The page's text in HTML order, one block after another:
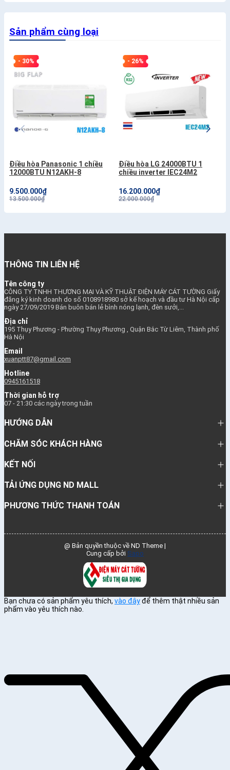
Sản phẩm cùng loại
- 30%
Điều hòa Panasonic 1 chiều
12000BTU N12AKH-8
9.500.000₫
13.500.000₫
- 26%
Điều hòa LG 24000BTU 1
chiều inverter IEC24M2
16.200.000₫
22.000.000₫
THÔNG TIN LIÊN HỆ
Tên công ty
CÔNG TY TNHH THƯƠNG MẠI VÀ KỸ THUẬT ĐIỆN MÁY CÁT TƯỜNG Giấy
đăng ký kinh doanh do số 0108918980 sở kế hoạch và đầu tư Hà Nội cấp
ngày 27/09/2019 Bán buôn bán lẻ bình nóng lạnh, đèn sưởi,...
Địa chỉ
195 Thụy Phương - Phường Thụy Phương , Quận Bắc Từ Liêm, Thành phố
Hà Nội
Email
xuanptt87@gmail.com
Hotline
0945161518
Thời gian hỗ trợ
07 - 21:30 các ngày trong tuần
HƯỚNG DẪN
CHĂM SÓC KHÁCH HÀNG
KẾT NỐI
TẢI ỨNG DỤNG ND MALL
PHƯƠNG THỨC THANH TOÁN
@ Bản quyền thuộc về ND Theme |
Cung cấp bởi Sapo
Bạn chưa có sản phẩm yêu thích, vào đâyđể thêm thật nhiều sản
phẩm vào yêu thích nào.